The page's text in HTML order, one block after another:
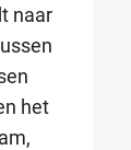
naar
het